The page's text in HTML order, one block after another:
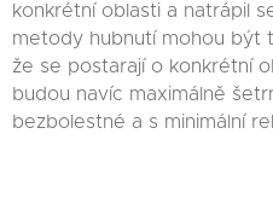
konkrétní oblasti a natrápil
metody hubnutí mohou být
že se postarají o konkrétní
budou navíc maximálně
bezbolestné a s minimální